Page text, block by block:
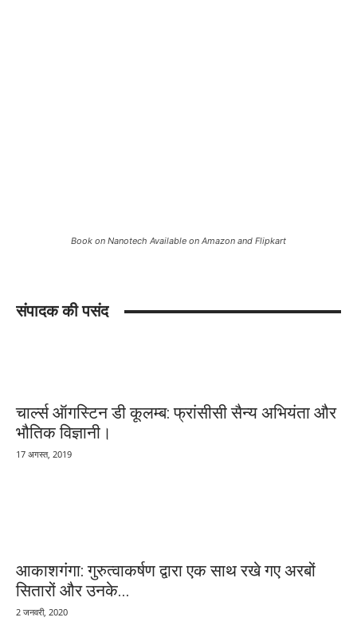
Book on Nanotech Available on Amazon and Flipkart
संपादक की पसंद
चार्ल्स ऑगस्टिन डी कूलम्ब: फ्रांसीसी सैन्य अभियंता और
भौतिक विज्ञानी।
17 अगस्त, 2019
आकाशगंगा: गुरुत्वाकर्षण द्वारा एक साथ रखे गए अरबों
सितारों और उनके...
2 जनवरी, 2020